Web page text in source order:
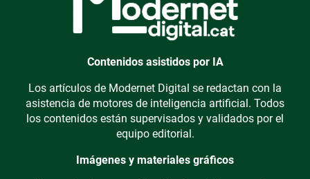
Contenidos asistidos por IA
Los artículos de Modernet Digital se redactan con la
asistencia de motores de inteligencia artificial. Todos
los contenidos están supervisados y validados por el
equipo editorial.
Imágenes y materiales gráficos